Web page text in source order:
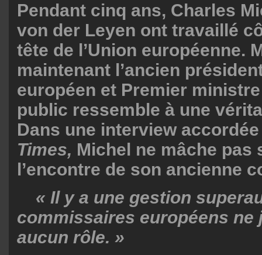
Pendant cinq ans, Charles
von der Leyen ont travaillé
tête de l’Union européenne.
maintenant l’ancien
européen et Premier
public ressemble à une
Dans une interview
Times, Michel ne mâche pas
l’encontre de son ancienne
« Il y a une gestion
commissaires européens ne
aucun rôle. »